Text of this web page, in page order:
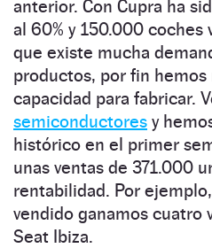
anterior. Con Cupra ha
al 60% y 150.000 coches
que existe mucha
productos, por fin hemos
capacidad para fabricar.
semiconductores y
histórico en el primer
unas ventas de 371.000
rentabilidad. Por
vendido ganamos cuatro
Seat Ibiza.